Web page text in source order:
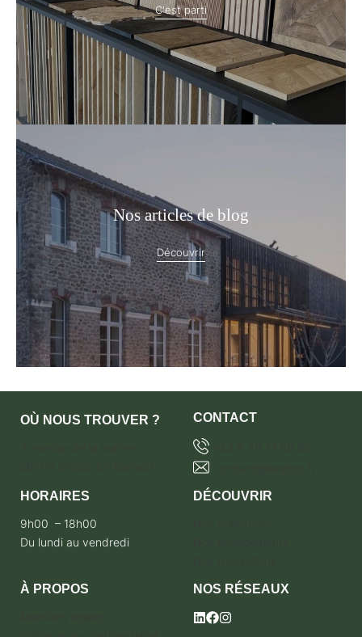
C'est parti
Nos articles de blog
Découvrir
OÙ NOUS TROUVER ?
CONTACT
HORAIRES
9h00 – 18h00
Du lundi au vendredi
DÉCOUVRIR
À PROPOS
NOS RÉSEAUX